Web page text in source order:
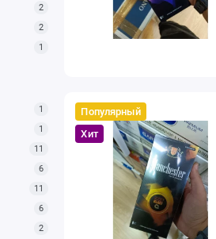
2
2
1
1
1
11
6
11
6
2
Популярный
Хит